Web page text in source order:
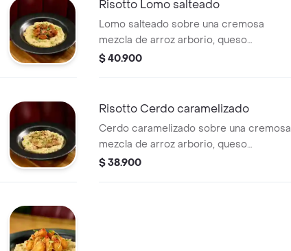
Risotto Lomo salteado
Lomo salteado sobre una cremosa
mezcla de arroz arborio, queso
parmesano y champiñones frescos.
$ 40.900
Risotto Cerdo caramelizado
Cerdo caramelizado sobre una cremosa
mezcla de arroz arborio, queso
parmesano y champiñones frescos.
$ 38.900